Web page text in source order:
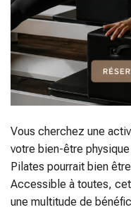
Vous cherchez une
votre bien-être
Pilates pourrait bien
Accessible à toutes,
une multitude de